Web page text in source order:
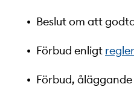
Beslut om att
Förbud enligt
Förbud,